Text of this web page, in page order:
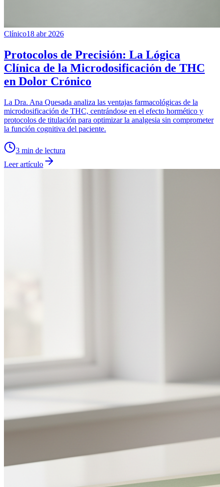
Clínico18 abr 2026
Protocolos de Precisión: La Lógica
Clínica de la Microdosificación de THC
en Dolor Crónico
La Dra. Ana Quesada analiza las ventajas farmacológicas de la
microdosificación de THC, centrándose en el efecto hormético y
protocolos de titulación para optimizar la analgesia sin comprometer
la función cognitiva del paciente.
3 min de lectura
Leer artículo